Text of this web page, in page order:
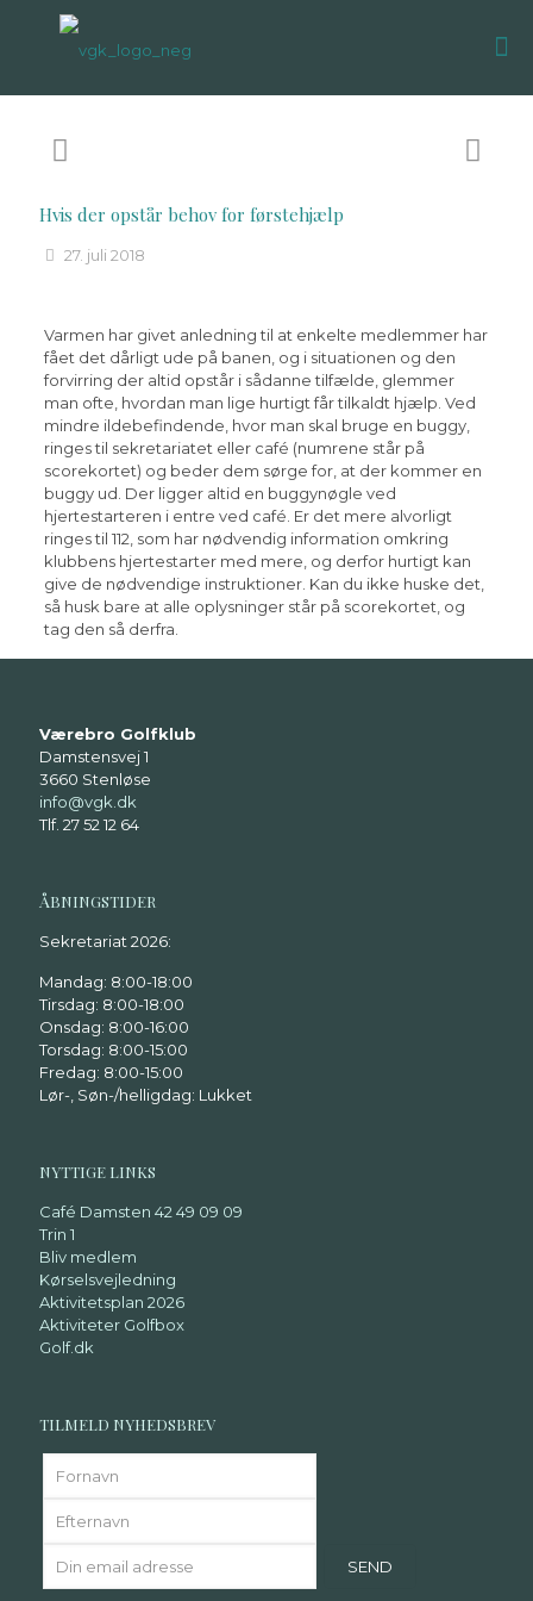
Hvis der opstår behov for førstehjælp
27. juli 2018
Varmen har givet anledning til at enkelte medlemmer har
fået det dårligt ude på banen, og i situationen og den
forvirring der altid opstår i sådanne tilfælde, glemmer
man ofte, hvordan man lige hurtigt får tilkaldt hjælp. Ved
mindre ildebefindende, hvor man skal bruge en buggy,
ringes til sekretariatet eller café (numrene står på
scorekortet) og beder dem sørge for, at der kommer en
buggy ud. Der ligger altid en buggynøgle ved
hjertestarteren i entre ved café. Er det mere alvorligt
ringes til 112, som har nødvendig information omkring
klubbens hjertestarter med mere, og derfor hurtigt kan
give de nødvendige instruktioner. Kan du ikke huske det,
så husk bare at alle oplysninger står på scorekortet, og
tag den så derfra.
Værebro Golfklub
Damstensvej 1
3660 Stenløse
info@vgk.dk
Tlf. 27 52 12 64
ÅBNINGSTIDER
Sekretariat 2026:
Mandag: 8:00-18:00
Tirsdag: 8:00-18:00
Onsdag: 8:00-16:00
Torsdag: 8:00-15:00
Fredag: 8:00-15:00
Lør-, Søn-/helligdag: Lukket
NYTTIGE LINKS
Café Damsten 42 49 09 09
Trin 1
Bliv medlem
Kørselsvejledning
Aktivitetsplan 2026
Aktiviteter Golfbox
Golf.dk
TILMELD NYHEDSBREV